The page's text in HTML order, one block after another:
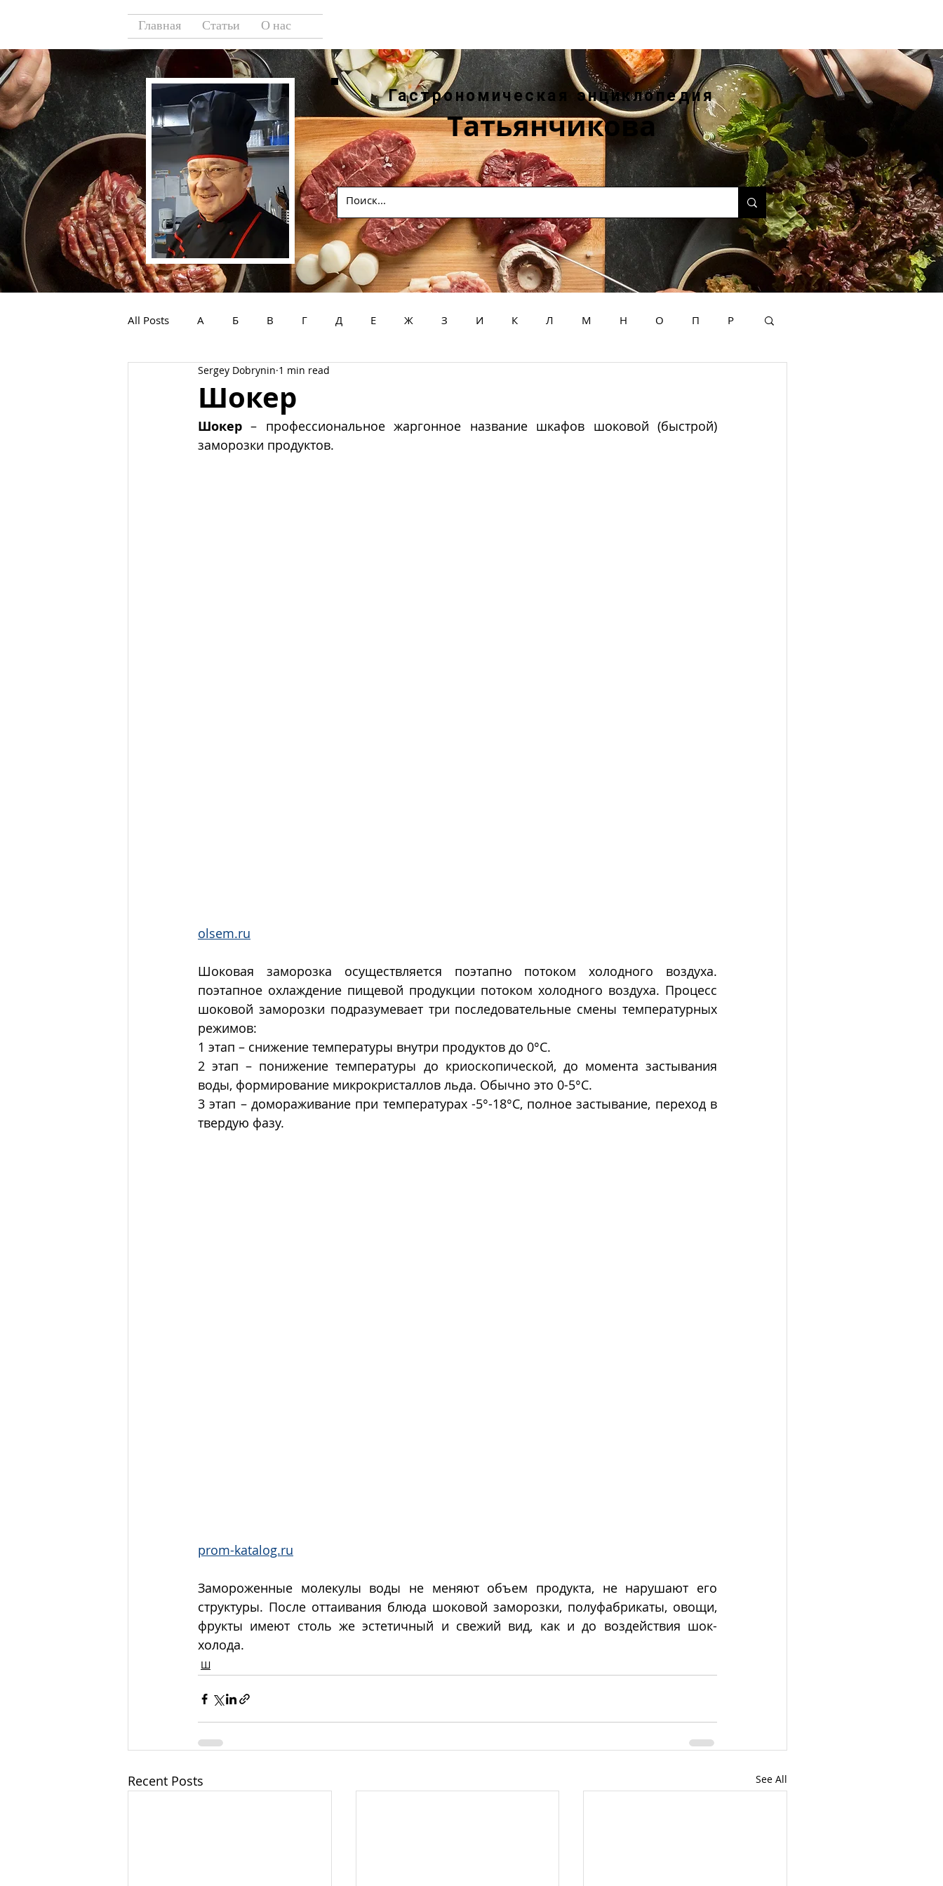
Главная Статьи О нас
Гастрономическая энциклопедия
Татьянчикова
All Posts А Б В Г Д Е Ж З И К Л М Н О П Р
У Ф Х
Шокер
Sergey Dobrynin 1 min read
Шокер – профессиональное жаргонное название шкафов шоковой (быстрой)
заморозки продуктов.
olsem.ru
Шоковая заморозка осуществляется поэтапно потоком холодного воздуха.
поэтапное охлаждение пищевой продукции потоком холодного воздуха. Процесс
шоковой заморозки подразумевает три последовательные смены температурных
режимов:
1 этап – снижение температуры внутри продуктов до 0°С.
2 этап – понижение температуры до криоскопической, до момента застывания
воды, формирование микрокристаллов льда. Обычно это 0-5°С.
3 этап – домораживание при температурах -5°-18°С, полное застывание, переход в
твердую фазу.
prom-katalog.ru
Замороженные молекулы воды не меняют объем продукта, не нарушают его
структуры. После оттаивания блюда шоковой заморозки, полуфабрикаты, овощи,
фрукты имеют столь же эстетичный и свежий вид, как и до воздействия шок-
холода.
Ш
Recent Posts See All